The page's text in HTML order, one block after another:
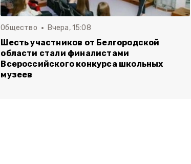
Общество Вчера, 15:08
Шесть участников от Белгородской
области стали финалистами
Всероссийского конкурса школьных
музеев